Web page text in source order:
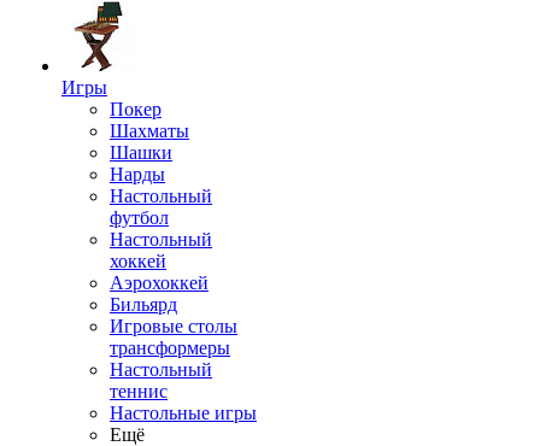
Игры
Покер
Шахматы
Шашки
Нарды
Настольный
футбол
Настольный
хоккей
Аэрохоккей
Бильярд
Игровые столы
трансформеры
Настольный
теннис
Настольные игры
Ещё